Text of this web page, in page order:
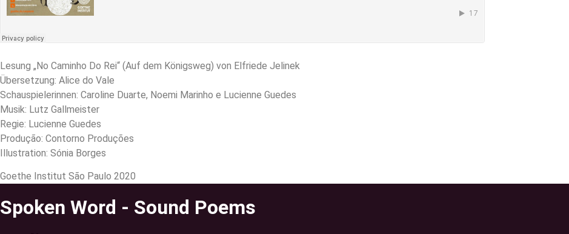
Lesung „No Caminho Do Rei“ (Auf dem Königsweg) von Elfriede Jelinek
Übersetzung: Alice do Vale
Schauspielerinnen: Caroline Duarte, Noemi Marinho e Lucienne Guedes
Musik: Lutz Gallmeister
Regie: Lucienne Guedes
Produção: Contorno Produções
Illustration: Sónia Borges
Goethe Institut São Paulo 2020
Spoken Word - Sound Poems